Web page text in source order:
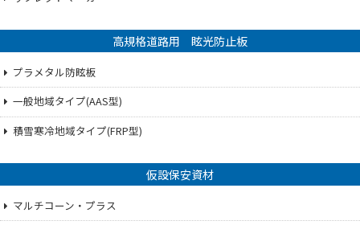
高規格道路用 眩光防止板
プラメタル防眩板
一般地域タイプ(AAS型)
積雪寒冷地域タイプ(FRP型)
仮設保安資材
マルチコーン・プラス